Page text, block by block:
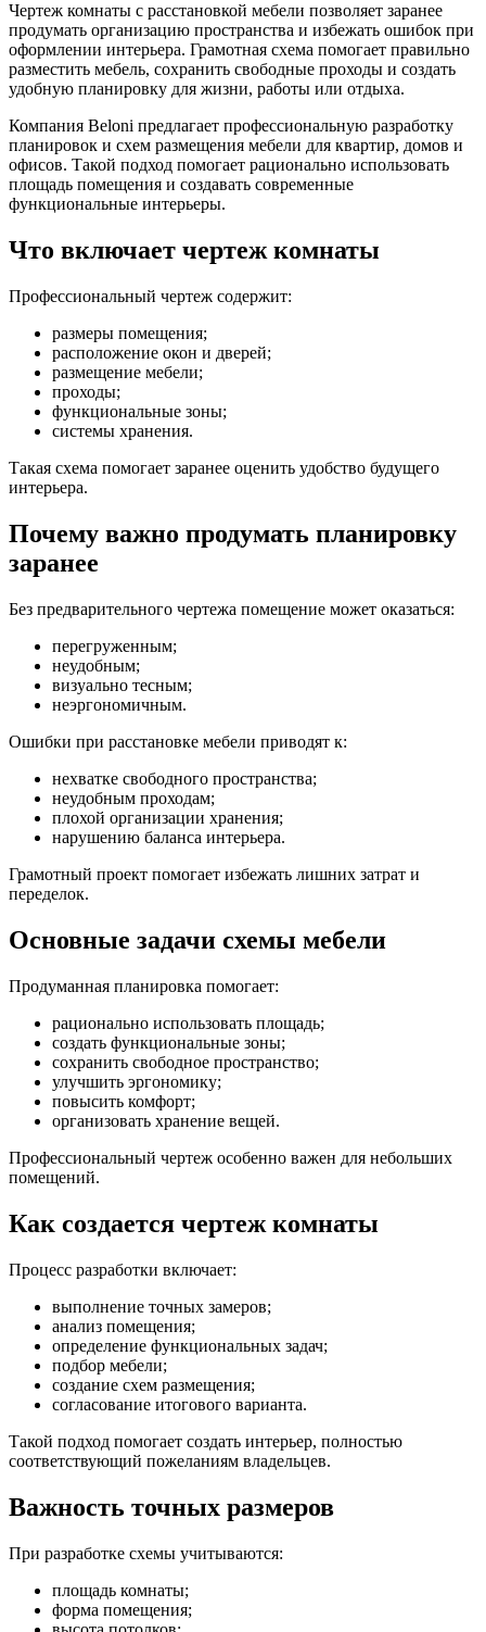
Чертеж комнаты с расстановкой мебели позволяет заранее
продумать организацию пространства и избежать ошибок при
оформлении интерьера. Грамотная схема помогает правильно
разместить мебель, сохранить свободные проходы и создать
удобную планировку для жизни, работы или отдыха.
Компания Beloni предлагает профессиональную разработку
планировок и схем размещения мебели для квартир, домов и
офисов. Такой подход помогает рационально использовать
площадь помещения и создавать современные
функциональные интерьеры.
Что включает чертеж комнаты
Профессиональный чертеж содержит:
размеры помещения;
расположение окон и дверей;
размещение мебели;
проходы;
функциональные зоны;
системы хранения.
Такая схема помогает заранее оценить удобство будущего
интерьера.
Почему важно продумать планировку
заранее
Без предварительного чертежа помещение может оказаться:
перегруженным;
неудобным;
визуально тесным;
неэргономичным.
Ошибки при расстановке мебели приводят к:
нехватке свободного пространства;
неудобным проходам;
плохой организации хранения;
нарушению баланса интерьера.
Грамотный проект помогает избежать лишних затрат и
переделок.
Основные задачи схемы мебели
Продуманная планировка помогает:
рационально использовать площадь;
создать функциональные зоны;
сохранить свободное пространство;
улучшить эргономику;
повысить комфорт;
организовать хранение вещей.
Профессиональный чертеж особенно важен для небольших
помещений.
Как создается чертеж комнаты
Процесс разработки включает:
выполнение точных замеров;
анализ помещения;
определение функциональных задач;
подбор мебели;
создание схем размещения;
согласование итогового варианта.
Такой подход помогает создать интерьер, полностью
соответствующий пожеланиям владельцев.
Важность точных размеров
При разработке схемы учитываются:
площадь комнаты;
форма помещения;